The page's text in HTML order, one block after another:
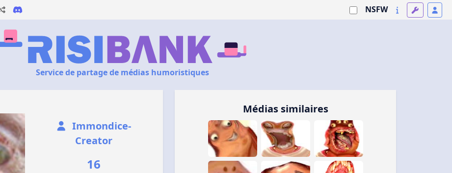
NSFW
Service de partage de médias humoristiques
Immondice-
Creator
16
Médias similaires